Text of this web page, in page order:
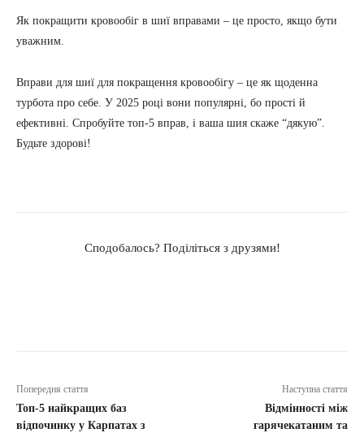
Як покращити кровообіг в шиї вправами – це просто, якщо бути
уважним.
Вправи для шиї для покращення кровообігу – це як щоденна
турбота про себе. У 2025 році вони популярні, бо прості й
ефективні. Спробуйте топ-5 вправ, і ваша шия скаже “дякую”.
Будьте здорові!
Сподобалось? Поділіться з друзями!
Попередня стаття
Топ-5 найкращих баз
відпочинку у Карпатах з
Наступна стаття
Відмінності між
гарячекатаним та